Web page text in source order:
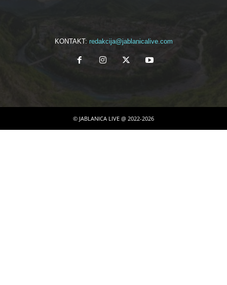
KONTAKT: redakcija@jablanicalive.com
© JABLANICA LIVE @ 2022-2026